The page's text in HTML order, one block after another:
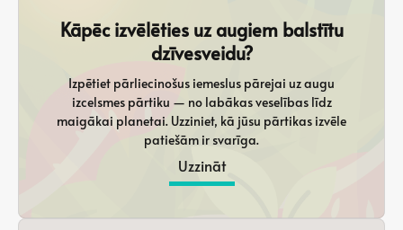
Kāpēc izvēlēties uz augiem balstītu
dzīvesveidu?
Izpētiet pārliecinošus iemeslus pārejai uz augu
izcelsmes pārtiku — no labākas veselības līdz
maigākai planetai. Uzziniet, kā jūsu pārtikas izvēle
patiešām ir svarīga.
Uzzināt